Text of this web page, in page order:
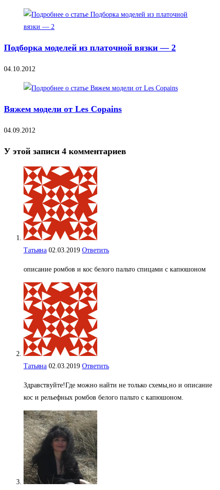
Подборка моделей из платочной вязки — 2
04.10.2012
Вяжем модели от Les Copains
04.09.2012
У этой записи 4 комментариев
Татьяна 02.03.2019 Ответить
описание ромбов и кос белого пальто спицами с капюшоном
Татьяна 02.03.2019 Ответить
Здравствуйте!Где можно найти не только схемы,но и описание
кос и рельефных ромбов белого пальто с капюшоном.